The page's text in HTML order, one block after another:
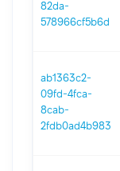
82da-
578966cf5b6d
ab1363c2-
09fd-4fca-
8cab-
2fdb0ad4b983